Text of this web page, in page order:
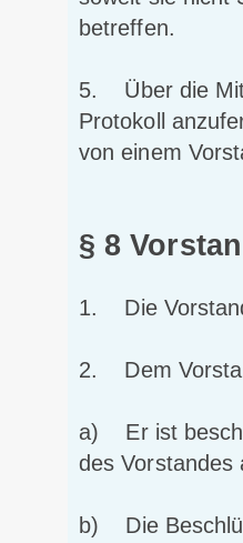
betreffen.
5. Über die
Protokoll
von einem
§ 8
1. Die
2. Dem
a) Er ist
des Vorstandes
b) Die